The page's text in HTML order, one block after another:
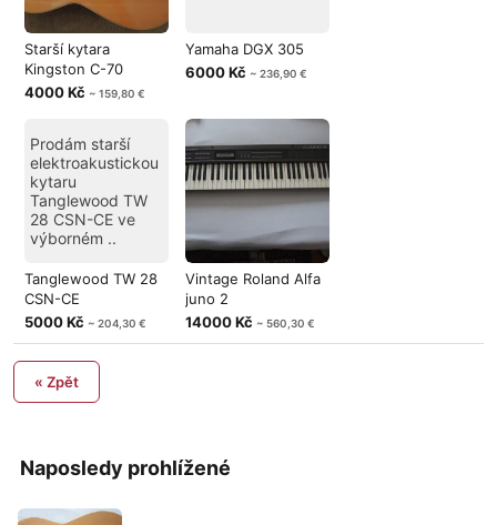
Naposledy prohlížené
Starší kytara
Kingston C-70
4000 Kč ~ 159,80 €
Yamaha DGX 305
6000 Kč ~ 236,90 €
Prodám starší
elektroakustickou
kytaru
Tanglewood TW
28 CSN-CE ve
výborném ..
Tanglewood TW 28
CSN-CE
5000 Kč ~ 204,30 €
Vintage Roland Alfa
juno 2
14000 Kč ~ 560,30 €
« Zpět